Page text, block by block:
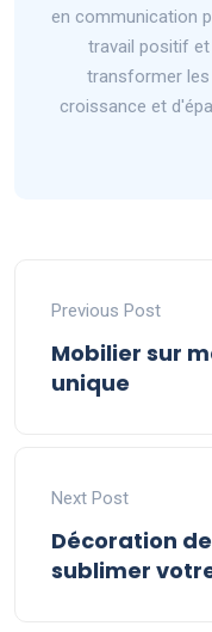
en communication
travail positif
transformer
croissance et
Previous Post
Mobilier sur
unique
Next Post
Décoration
sublimer